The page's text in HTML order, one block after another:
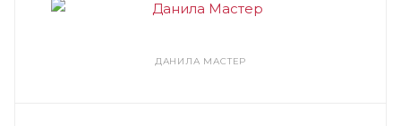
ДАНИЛА МАСТЕР